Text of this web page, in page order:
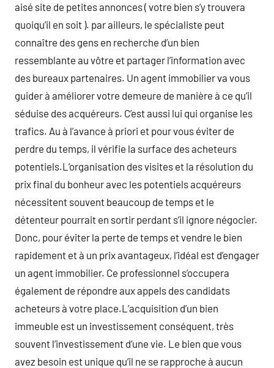
aisé site de petites annonces ( votre bien s’y trouvera
quoiqu’il en soit ). par ailleurs, le spécialiste peut
connaître des gens en recherche d’un bien
ressemblante au vôtre et partager l’information avec
des bureaux partenaires. Un agent immobilier va vous
guider à améliorer votre demeure de manière à ce qu’il
séduise des acquéreurs. C’est aussi lui qui organise les
trafics. Au à l’avance à priori et pour vous éviter de
perdre du temps, il vérifie la surface des acheteurs
potentiels.L’organisation des visites et la résolution du
prix final du bonheur avec les potentiels acquéreurs
nécessitent souvent beaucoup de temps et le
détenteur pourrait en sortir perdant s’il ignore négocier.
Donc, pour éviter la perte de temps et vendre le bien
rapidement et à un prix avantageux, l’idéal est d’engager
un agent immobilier. Ce professionnel s’occupera
également de répondre aux appels des candidats
acheteurs à votre place.L’acquisition d’un bien
immeuble est un investissement conséquent, très
souvent l’investissement d’une vie. Le bien que vous
avez besoin est unique qu’il ne se rapproche à aucun